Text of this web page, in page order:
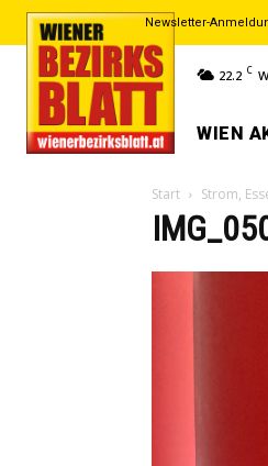
Newsletter-
22.2 C
WIEN
Start Strom,